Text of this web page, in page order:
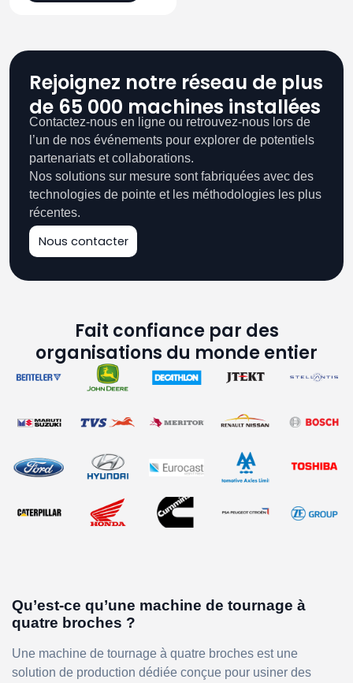
Rejoignez notre réseau de plus
de 65 000 machines installées
Contactez-nous en ligne ou retrouvez-nous lors de
l’un de nos événements pour explorer de potentiels
partenariats et collaborations.
Nos solutions sur mesure sont fabriquées avec des
technologies de pointe et les méthodologies les plus
récentes.
Nous contacter
Fait confiance par des
organisations du monde entier
Qu’est-ce qu’une machine de tournage à
quatre broches ?
Une machine de tournage à quatre broches est une
solution de production dédiée conçue pour usiner des